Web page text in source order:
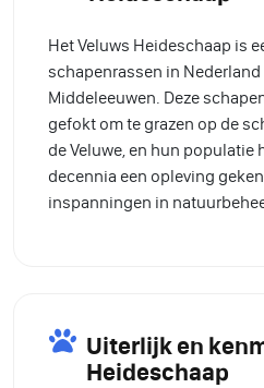
Het Veluws Heideschaap is
schapenrassen in
Middeleeuwen. Deze
gefokt om te grazen op de
de Veluwe, en hun populatie
decennia een opleving
inspanningen in
Uiterlijk en
Heideschaap